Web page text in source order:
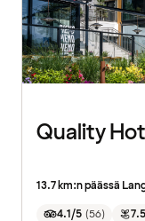
Quality
13.7 km:n päässä
4.1/5 (56)